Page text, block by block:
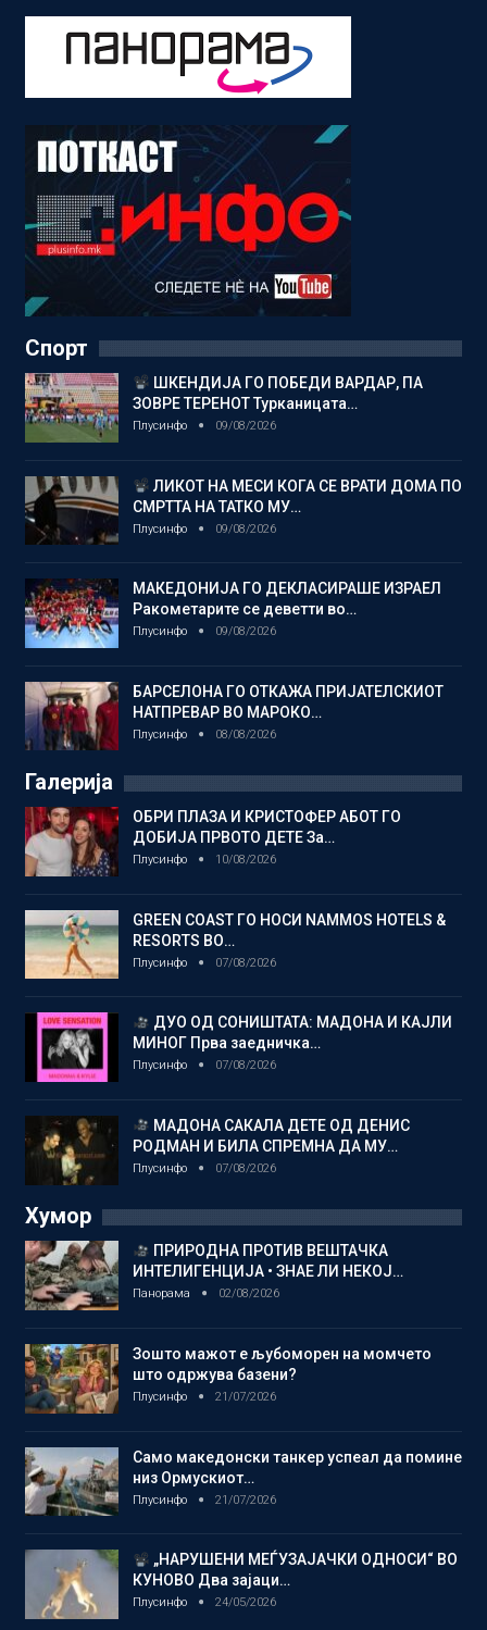
Спорт
ШКЕНДИЈА ГО ПОБЕДИ ВАРДАР, ПА
ЗОВРЕ ТЕРЕНОТ Турканицата…
Плусинфо 09/08/2026
ЛИКОТ НА МЕСИ КОГА СЕ ВРАТИ ДОМА ПО
СМРТТА НА ТАТКО МУ…
Плусинфо 09/08/2026
МАКЕДОНИЈА ГО ДЕКЛАСИРАШЕ ИЗРАЕЛ
Ракометарите се деветти во…
Плусинфо 09/08/2026
БАРСЕЛОНА ГО ОТКАЖА ПРИЈАТЕЛСКИОТ
НАТПРЕВАР ВО МАРОКО…
Плусинфо 08/08/2026
Галерија
ОБРИ ПЛАЗА И КРИСТОФЕР АБОТ ГО
ДОБИЈА ПРВОТО ДЕТЕ За…
Плусинфо 10/08/2026
GREEN COAST ГО НОСИ NAMMOS HOTELS &
RESORTS ВО…
Плусинфо 07/08/2026
ДУО ОД СОНИШТАТА: МАДОНА И КАЈЛИ
МИНОГ Прва заедничка…
Плусинфо 07/08/2026
МАДОНА САКАЛА ДЕТЕ ОД ДЕНИС
РОДМАН И БИЛА СПРЕМНА ДА МУ…
Плусинфо 07/08/2026
Хумор
ПРИРОДНА ПРОТИВ ВЕШТАЧКА
ИНТЕЛИГЕНЦИЈА • ЗНАЕ ЛИ НЕКОЈ…
Панорама 02/08/2026
Зошто мажот е љубоморен на момчето
што одржува базени?
Плусинфо 21/07/2026
Само македонски танкер успеал да помине
низ Ормускиот…
Плусинфо 21/07/2026
„НАРУШЕНИ МЕЃУЗАЈАЧКИ ОДНОСИ“ ВО
КУНОВО Два зајаци…
Плусинфо 24/05/2026